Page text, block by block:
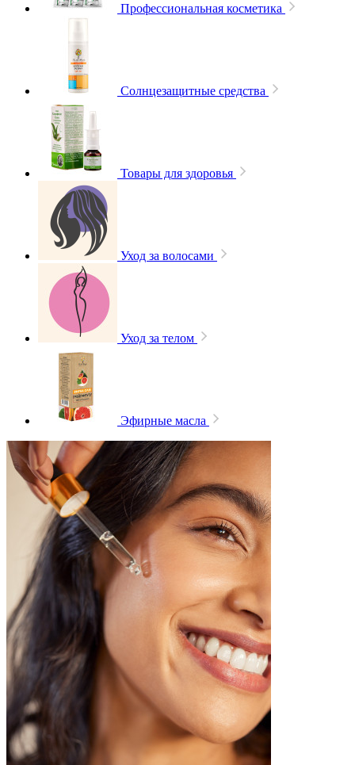
Профессиональная косметика
Солнцезащитные средства
Товары для здоровья
Уход за волосами
Уход за телом
Эфирные масла